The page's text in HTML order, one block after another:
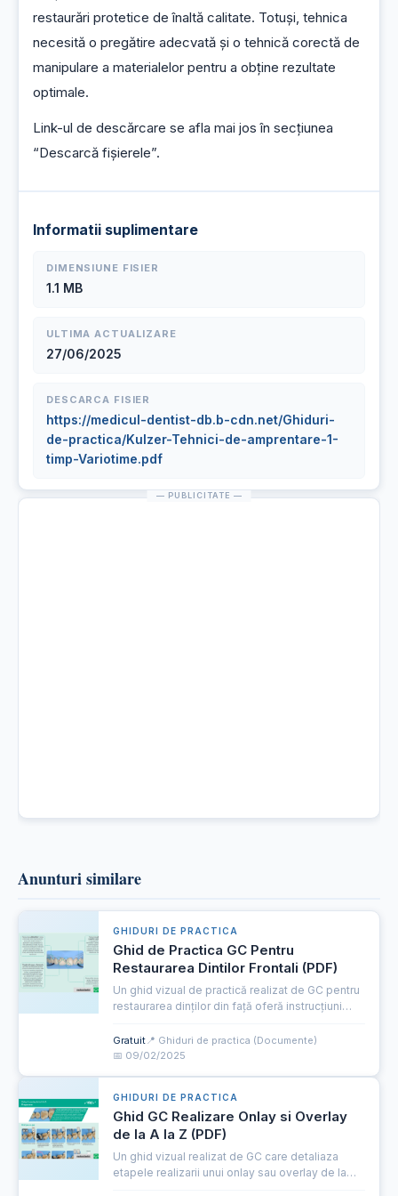
restaurări protetice de înaltă calitate. Totuși, tehnica
necesită o pregătire adecvată și o tehnică corectă de
manipulare a materialelor pentru a obține rezultate
optimale.
Link-ul de descărcare se afla mai jos în secțiunea
“Descarcă fișierele”.
Informatii suplimentare
DIMENSIUNE FISIER
1.1 MB
ULTIMA ACTUALIZARE
27/06/2025
DESCARCA FISIER
https://medicul-dentist-db.b-cdn.net/Ghiduri-
de-practica/Kulzer-Tehnici-de-amprentare-1-
timp-Variotime.pdf
Anunturi similare
GHIDURI DE PRACTICA
Ghid de Practica GC Pentru
Restaurarea Dintilor Frontali (PDF)
Un ghid vizual de practică realizat de GC pentru
restaurarea dinților din față oferă instrucțiuni
funcționalității dentare. Acesta include tehnici
de restaur...
Gratuit 📍 Ghiduri de practica (Documente)
📅 09/02/2025
GHIDURI DE PRACTICA
Ghid GC Realizare Onlay si Overlay
de la A la Z (PDF)
Un ghid vizual realizat de GC care detaliaza
etapele realizarii unui onlay sau overlay de la